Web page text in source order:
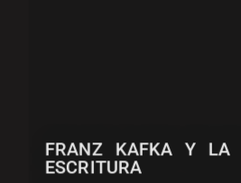
FRANZ KAFKA Y LA
ESCRITURA